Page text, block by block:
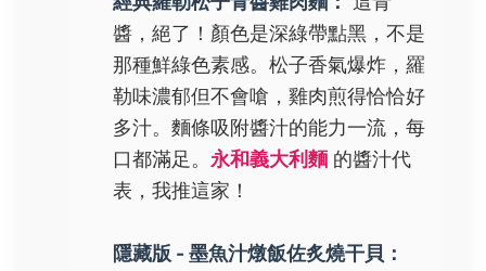
醬，絕了！顏色是深綠帶點黑，不是
那種鮮綠色素感。松子香氣爆炸，羅
勒味濃郁但不會嗆，雞肉煎得恰恰好
多汁。麵條吸附醬汁的能力一流，每
口都滿足。 永和義大利麵 的醬汁代
表，我推這家！
隱藏版 - 墨魚汁燉飯佐炙燒干貝：